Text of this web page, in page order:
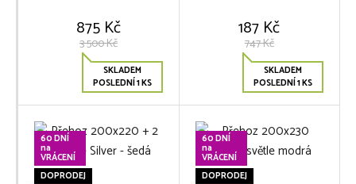
875 Kč
3 500 Kč
SKLADEM
POSLEDNÍ 1 KS
187 Kč
747 Kč
SKLADEM
POSLEDNÍ 1 KS
60 DNÍ
na
VRÁCENÍ
DOPRODEJ
60 DNÍ
na
VRÁCENÍ
DOPRODEJ